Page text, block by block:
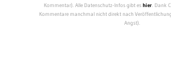
Kommentar). Alle Datenschutz-Infos gibt eshier. Dank
Kommentare manchmal nicht direkt nach
Angst).